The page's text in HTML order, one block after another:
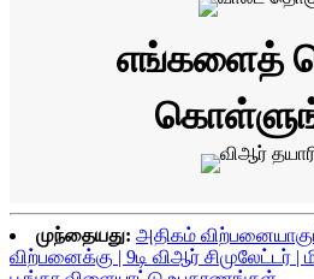
எங்களைத்
முந்தையது: அதிகம்
விற்பனைக்கு | 9டி விஆர் சிமுலேட்டர்